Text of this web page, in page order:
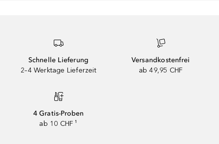
Schnelle Lieferung
2–4 Werktage Lieferzeit
Versandkostenfrei
ab 49,95 CHF
4 Gratis-Proben
ab 10 CHF ¹